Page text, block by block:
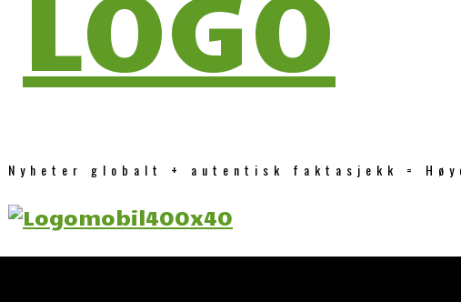
Nyheter globalt + autentisk faktasjekk =